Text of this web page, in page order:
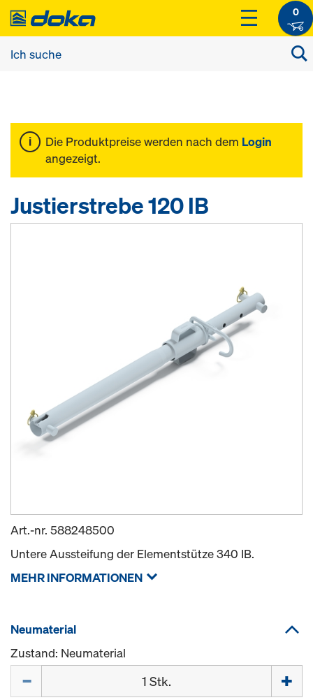
0
Die Produktpreise werden nach dem Login
angezeigt.
Justierstrebe 120 IB
Art.-nr. 588248500
Untere Aussteifung der Elementstütze 340 IB.
MEHR INFORMATIONEN
Neumaterial
Zustand: Neumaterial